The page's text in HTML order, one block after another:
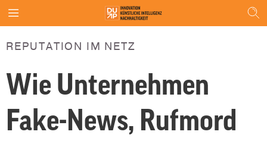
REPUTATION IM NETZ
Wie Unternehmen
Fake-News, Rufmord